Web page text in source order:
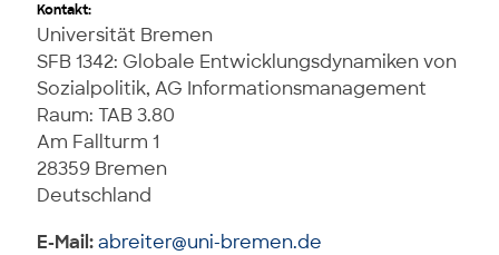
Kontakt:
Universität Bremen
SFB 1342: Globale Entwicklungsdynamiken von
Sozialpolitik, AG Informationsmanagement
Raum: TAB 3.80
Am Fallturm 1
28359 Bremen
Deutschland
E-Mail:abreiter@uni-bremen.de